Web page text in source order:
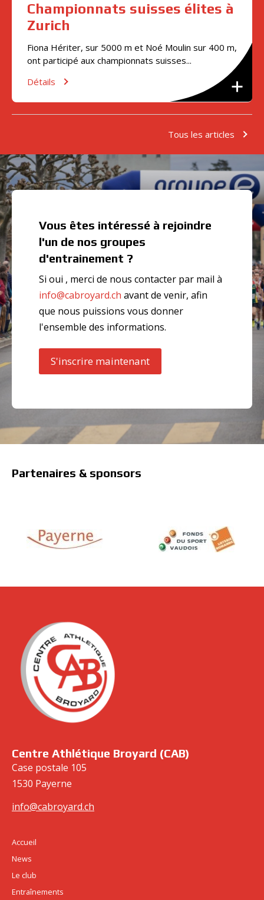
Championnats suisses élites à
Zurich
Fiona Hériter, sur 5000 m et Noé Moulin sur 400 m,
ont participé aux championnats suisses...
Détails
Tous les articles
Vous êtes intéressé à rejoindre
l'un de nos groupes
d'entrainement ?
Si oui , merci de nous contacter par mail à
info@cabroyard.ch avant de venir, afin
que nous puissions vous donner
l'ensemble des informations.
S'inscrire maintenant
Partenaires & sponsors
Centre Athlétique Broyard (CAB)
Case postale 105
1530 Payerne
info@cabroyard.ch
Accueil
News
Le club
Entraînements